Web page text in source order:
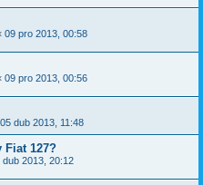
09 pro 2013, 00:58
09 pro 2013, 00:56
05 dub 2013, 11:48
Fiat 127?
dub 2013, 20:12